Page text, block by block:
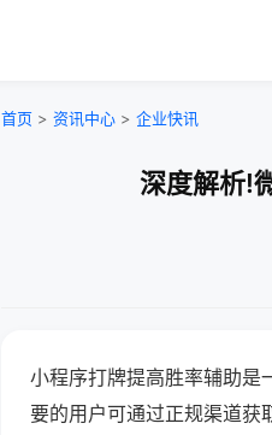
首页 > 资讯中心 > 企业快讯
深度解析!
小程序打牌提高胜率辅助是
要的用户可通过正规渠道获